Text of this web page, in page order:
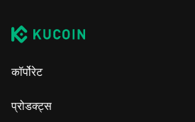
कॉर्पोरेट
प्रोडक्ट्स